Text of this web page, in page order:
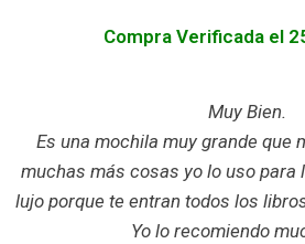
Compra Verificada el
Muy Bien.
Es una mochila muy grande que
muchas más cosas yo lo uso para
lujo porque te entran todos los
Yo lo recomiendo